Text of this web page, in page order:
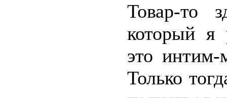
Товар-то
который я
это интим-
Только